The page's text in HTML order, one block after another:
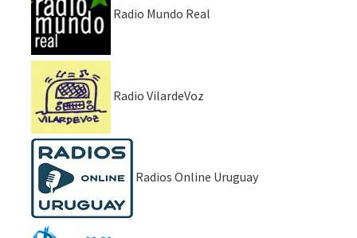
Radio Mundo Real
Radio VilardeVoz
Radios Online Uruguay